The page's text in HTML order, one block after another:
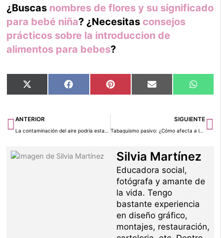
¿Buscas nombres de flores y su significado
para bebé niña? ¿Necesitas consejos
prácticos sobre la introduccion de
alimentos para bebes?
Compartir
en
X
(Twitter)
Compartir
en
Facebook Compartir
en
Pinterest Compartir
en
Email
en
Ant
ANTERIOR
La contaminación del aire podría estar relacionada con 6 millones de partos prematuros en todo el mundo
SIGUIENTE
Tabaquismo pasivo: ¿Cómo afecta a los niños?
Silvia Martínez
Educadora social,
fotógrafa y amante de
la vida. Tengo
bastante experiencia
en diseño gráfico,
montajes, restauración,